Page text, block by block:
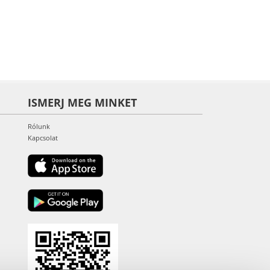
ISMERJ MEG MINKET
Rólunk
Kapcsolat